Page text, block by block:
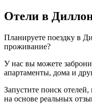
Отели в
Планируете поездку в
проживание?
У нас вы можете
апартаменты, дома и
Запустите поиск
на основе реальных